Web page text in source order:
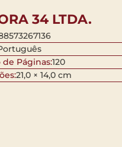
34 LTDA.
Páginas:120
21,0 × 14,0 cm